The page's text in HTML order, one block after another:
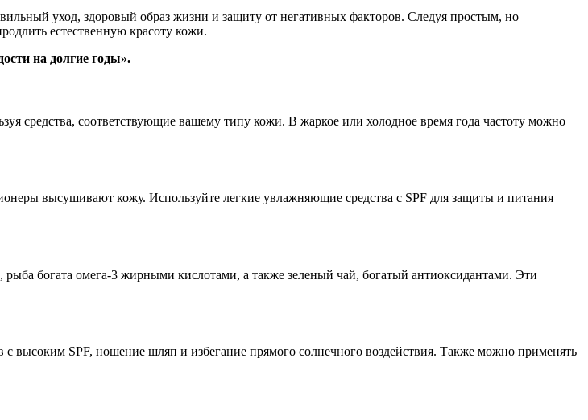
уход, здоровый образ жизни и защиту от негативных факторов. Следуя простым, но
естественную красоту кожи.
на долгие годы».
средства, соответствующие вашему типу кожи. В жаркое или холодное время года частоту можно
высушивают кожу. Используйте легкие увлажняющие средства с SPF для защиты и питания
богата омега-3 жирными кислотами, а также зеленый чай, богатый антиоксидантами. Эти
высоким SPF, ношение шляп и избегание прямого солнечного воздействия. Также можно применять